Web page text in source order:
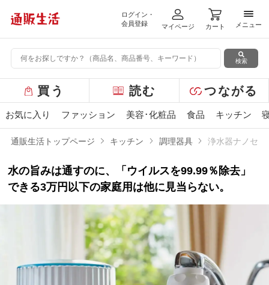
ログイン・
会員登録
マイページ カート
メニ
メニュー
検索
ー
バ
ュ
ー
買う 読む つながる
お気に入り ファッション 美容･化粧品 食品 キッチン
通販生活トップページ キッチン 調理器具 浄水器ナノセラ
水の旨みは通すのに、「ウイルスを99.99％除去」
できる3万円以下の家庭用は他に見当らない。